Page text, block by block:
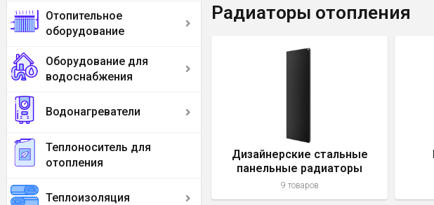
Отопительное
оборудование
Оборудование для
водоснабжения
Водонагреватели
Теплоноситель для
отопления
Теплоизоляция
Радиаторы отопления
Дизайнерские стальные
панельные радиаторы
отопления
9 товаров